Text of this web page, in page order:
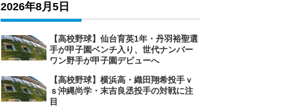
2026年8月5日
【高校野球】仙台育英1年・丹羽裕聖選
手が甲子園ベンチ入り、世代ナンバー
ワン野手が甲子園デビューへ
【高校野球】横浜高・織田翔希投手ｖ
ｓ沖縄尚学・末吉良丞投手の対戦に注
目